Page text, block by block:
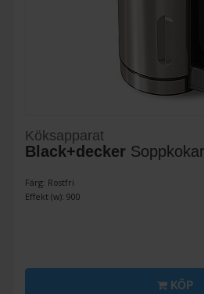
Köksapparat
Black+decker
Färg: Rostfri
Effekt (w): 900
KÖP